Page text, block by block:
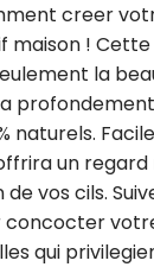
creer
maison !
la
naturels.
un
vos cils.
qui